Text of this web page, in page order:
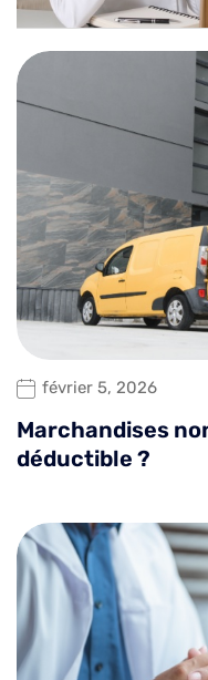
février 5, 2026
Marchandises
déductible ?